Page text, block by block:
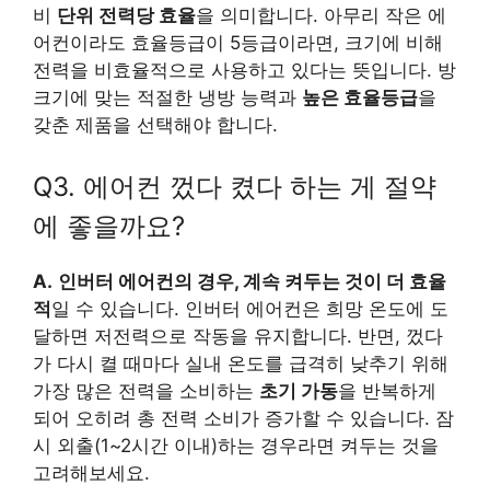
비 단위 전력당 효율을 의미합니다. 아무리 작은 에
어컨이라도 효율등급이 5등급이라면, 크기에 비해
전력을 비효율적으로 사용하고 있다는 뜻입니다. 방
크기에 맞는 적절한 냉방 능력과 높은 효율등급을
갖춘 제품을 선택해야 합니다.
Q3. 에어컨 껐다 켰다 하는 게 절약
에 좋을까요?
A. 인버터 에어컨의 경우, 계속 켜두는 것이 더 효율
적일 수 있습니다. 인버터 에어컨은 희망 온도에 도
달하면 저전력으로 작동을 유지합니다. 반면, 껐다
가 다시 켤 때마다 실내 온도를 급격히 낮추기 위해
가장 많은 전력을 소비하는 초기 가동을 반복하게
되어 오히려 총 전력 소비가 증가할 수 있습니다. 잠
시 외출(1~2시간 이내)하는 경우라면 켜두는 것을
고려해보세요.